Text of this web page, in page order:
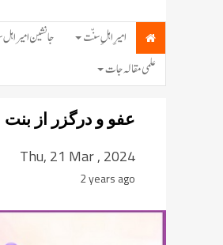
امیرِ اہلِ سنّت جانشین امیر
علمی مقالہ جات
عفو و درگزر از
Thu, 21 Mar , 2024
2 years ago